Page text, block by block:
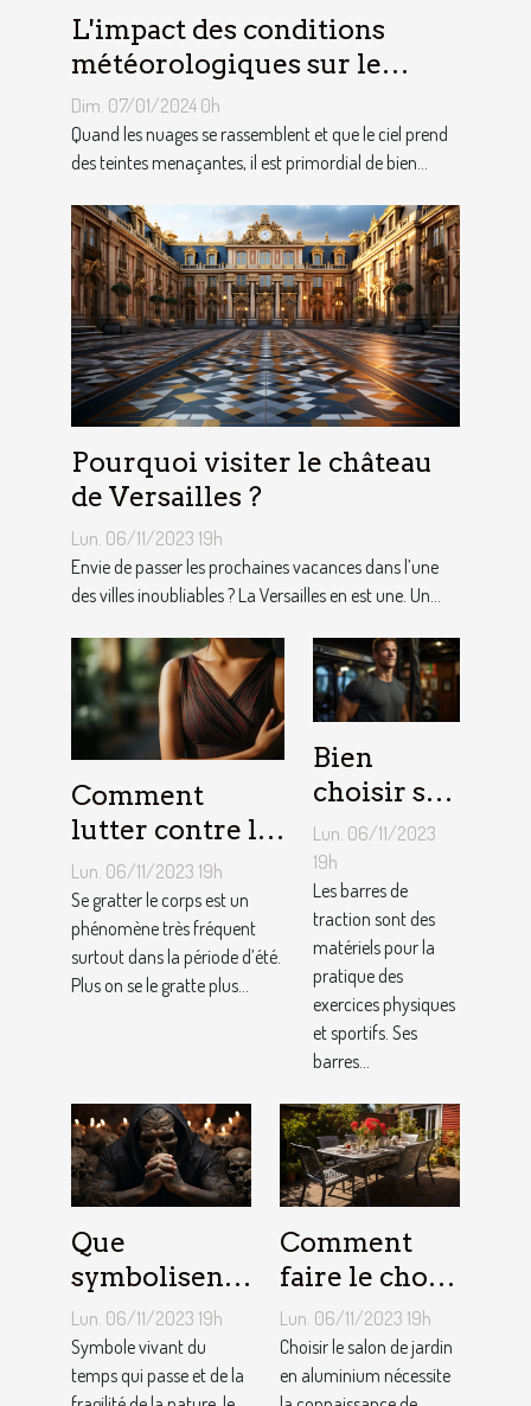
L'impact des conditions
météorologiques sur le
choix des tentes publicitaires
Dim. 07/01/2024 0h
Quand les nuages se rassemblent et que le ciel prend
des teintes menaçantes, il est primordial de bien...
Pourquoi visiter le château
de Versailles ?
Lun. 06/11/2023 19h
Envie de passer les prochaines vacances dans l’une
des villes inoubliables ? La Versailles en est une. Un...
Comment
lutter contre la
démangeaison ?
Lun. 06/11/2023 19h
Se gratter le corps est un
phénomène très fréquent
surtout dans la période d’été.
Plus on se le gratte plus...
Bien
choisir sa
barre de
traction :
nos
conseils !
Lun. 06/11/2023
19h
Les barres de
traction sont des
matériels pour la
pratique des
exercices physiques
et sportifs. Ses
barres...
Que
symbolisent
les Tatouages
Têtes de
Mort ?
Lun. 06/11/2023 19h
Symbole vivant du
temps qui passe et de la
Comment
faire le choix
d’un salon de
jardin en
aluminium ?
Lun. 06/11/2023 19h
Choisir le salon de jardin
en aluminium nécessite